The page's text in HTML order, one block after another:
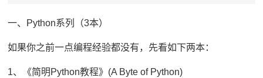
一、Python系列（3本）
如果你之前一点编程经验都没有，先看如下两本：
1、《简明Python教程》(A Byte of Python)